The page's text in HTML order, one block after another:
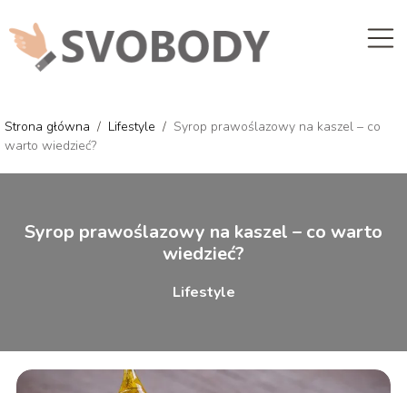
Strona główna / Lifestyle / Syrop prawoślazowy na kaszel – co
warto wiedzieć?
Syrop prawoślazowy na kaszel – co warto
wiedzieć?
Lifestyle